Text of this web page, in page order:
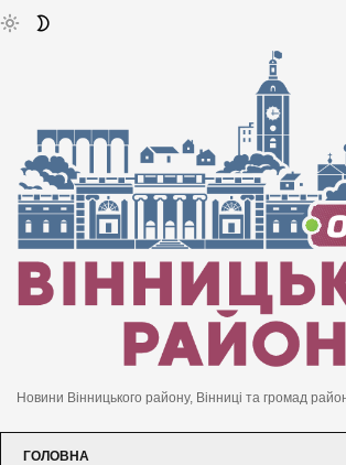
Новини Вінницького району, Вінниці та громад
ГОЛОВНА